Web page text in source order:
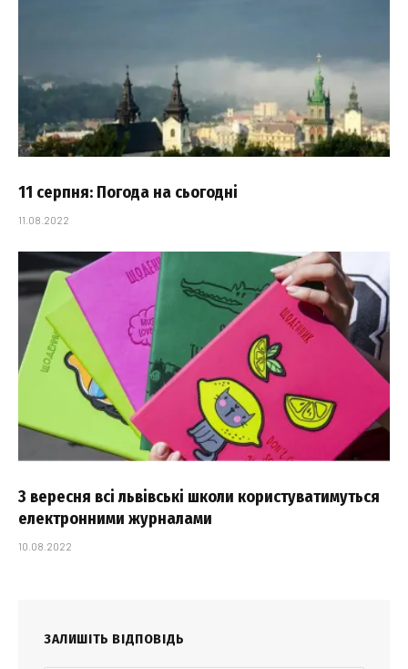
11 серпня: Погода на сьогодні
11.08.2022
З вересня всі львівські школи користуватимуться
електронними журналами
10.08.2022
ЗАЛИШІТЬ ВІДПОВІДЬ